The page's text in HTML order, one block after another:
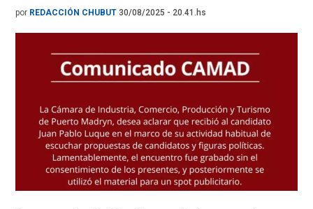
por REDACCIÓN CHUBUT 30/08/2025 - 20.41.hs